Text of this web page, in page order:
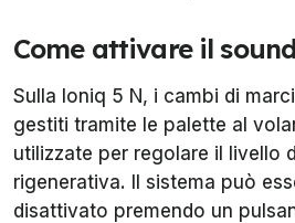
Come attivare il
Sulla Ioniq 5 N, i cambi di
gestiti tramite le palette al
utilizzate per regolare il livello
rigenerativa. Il sistema può
disattivato premendo un